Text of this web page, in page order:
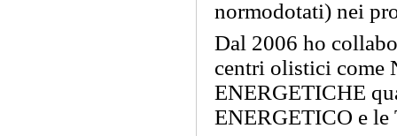
normodotati) nei
Dal 2006 ho
centri olistici come
ENERGETICHE
ENERGETICO e